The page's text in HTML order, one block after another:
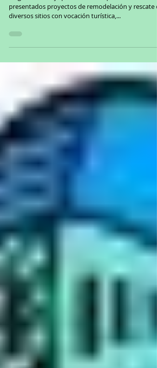
Rincón su vocación turística
En gira de trabajo por este municipio fueron
presentados proyectos de remodelación y rescate